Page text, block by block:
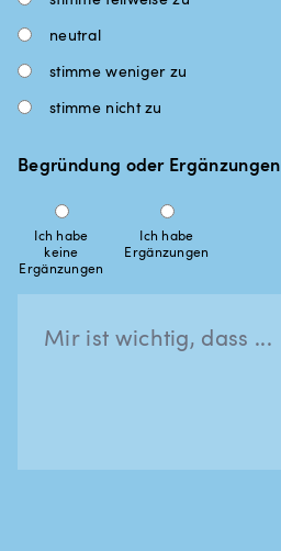
neutral
stimme weniger zu
stimme nicht zu
Begründung oder Ergänzungen
Ich habe
keine
Ergänzungen
Ich habe
Ergänzungen